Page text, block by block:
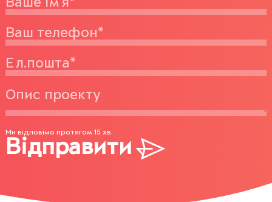
Ми відповімо протягом 15 хв.
Відправити